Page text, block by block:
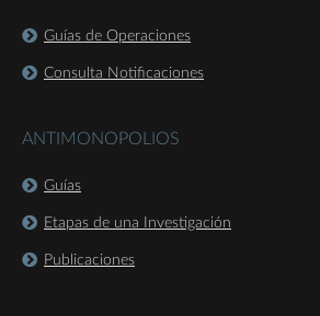
Guías de Operaciones
Consulta Notificaciones
ANTIMONOPOLIOS
Guías
Etapas de una Investigación
Publicaciones